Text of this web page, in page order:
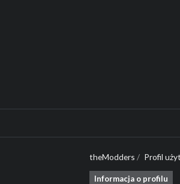
theModders / Profil
Informacja o profilu